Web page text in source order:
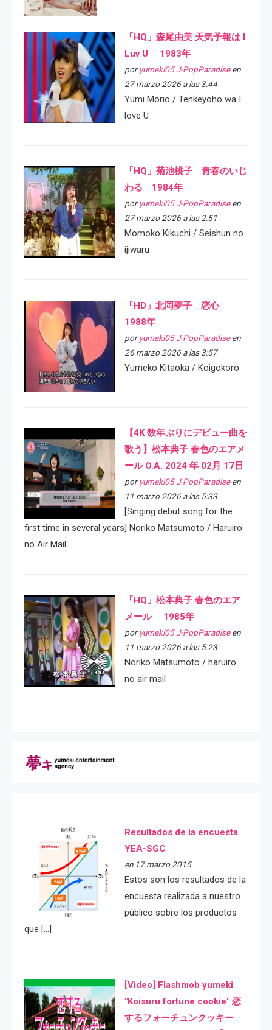
「HQ」森尾由美 天気予報は I
Luv U 1983年
por yumeki05 J-PopParadiseen
27 marzo 2026 a las 3:44
Yumi Morio / Tenkeyoho wa I
love U
「HQ」菊池桃子 青春のいじ
わる 1984年
por yumeki05 J-PopParadiseen
27 marzo 2026 a las 2:51
Momoko Kikuchi / Seishun no
ijiwaru
「HD」北岡夢子 恋心
1988年
por yumeki05 J-PopParadiseen
26 marzo 2026 a las 3:57
Yumeko Kitaoka / Koigokoro
【4K 数年ぶりにデビュー曲を
歌う】松本典子 春色のエアメ
ール O.A. 2024 年 02月 17日
por yumeki05 J-PopParadiseen
11 marzo 2026 a las 5:33
[Singing debut song for the
first time in several years] Noriko Matsumoto / Haruiro
no Air Mail
「HQ」松本典子 春色のエア
メール 1985年
por yumeki05 J-PopParadiseen
11 marzo 2026 a las 5:23
Noriko Matsumoto / haruiro
no air mail
Resultados de la encuesta
YEA-SGC
en 17 marzo 2015
Estos son los resultados de la
encuesta realizada a nuestro
público sobre los productos
que […]
[Video] Flashmob yumeki
"Koisuru fortune cookie" 恋
するフォーチュンクッキー